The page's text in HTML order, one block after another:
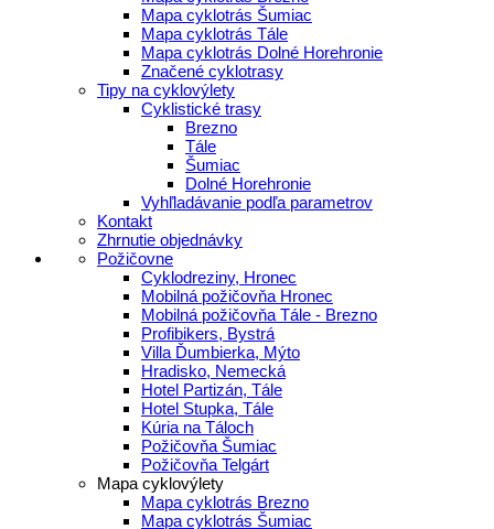
Mapa cyklotrás Šumiac
Mapa cyklotrás Tále
Mapa cyklotrás Dolné Horehronie
Značené cyklotrasy
Tipy na cyklovýlety
Cyklistické trasy
Brezno
Tále
Šumiac
Dolné Horehronie
Vyhľladávanie podľa parametrov
Kontakt
Zhrnutie objednávky
Požičovne
Cyklodreziny, Hronec
Mobilná požičovňa Hronec
Mobilná požičovňa Tále - Brezno
Profibikers, Bystrá
Villa Ďumbierka, Mýto
Hradisko, Nemecká
Hotel Partizán, Tále
Hotel Stupka, Tále
Kúria na Táloch
Požičovňa Šumiac
Požičovňa Telgárt
Mapa cyklovýlety
Mapa cyklotrás Brezno
Mapa cyklotrás Šumiac